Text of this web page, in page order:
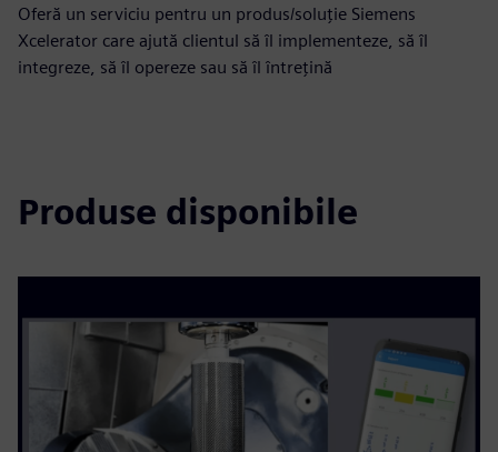
Oferă un serviciu pentru un produs/soluție Siemens
Xcelerator care ajută clientul să îl implementeze, să îl
integreze, să îl opereze sau să îl întrețină
Produse disponibile